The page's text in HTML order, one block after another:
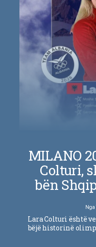
MILANO
Colturi,
bën
Nga
Lara Colturi është
bëjë historinë